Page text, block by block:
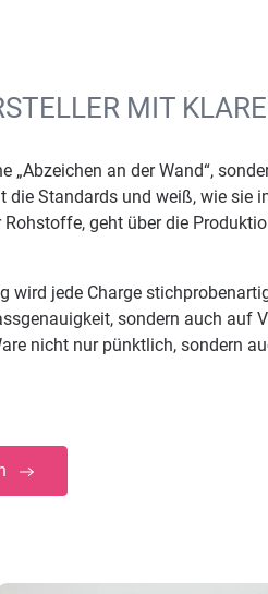
MIT
„Abzeichen an der Wand“,
die Standards und weiß, wie sie
geht über die
wird jede Charge
sondern auch auf
nicht nur pünktlich, sondern